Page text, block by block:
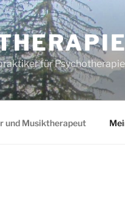
für Psychotherapie
und Musiktherapeut